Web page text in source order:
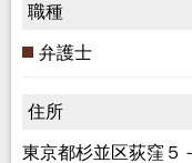
職種
弁護士
住所
東京都杉並区荻窪５